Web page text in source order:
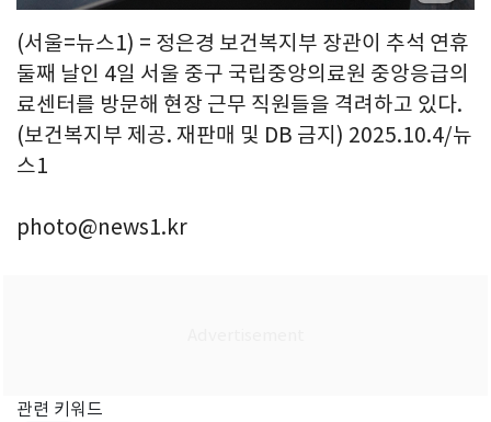
(서울=뉴스1) = 정은경 보건복지부 장관이 추석 연휴
둘째 날인 4일 서울 중구 국립중앙의료원 중앙응급의
료센터를 방문해 현장 근무 직원들을 격려하고 있다.
(보건복지부 제공. 재판매 및 DB 금지) 2025.10.4/뉴
스1
photo@news1.kr
관련 키워드